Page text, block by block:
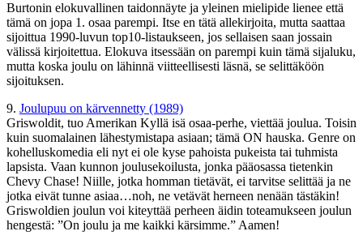
Burtonin elokuvallinen taidonnäyte ja yleinen mielipide lienee että
tämä on jopa 1. osaa parempi. Itse en tätä allekirjoita, mutta saattaa
sijoittua 1990-luvun top10-listaukseen, jos sellaisen saan jossain
välissä kirjoitettua. Elokuva itsessään on parempi kuin tämä sijaluku,
mutta koska joulu on lähinnä viitteellisesti läsnä, se selittäköön
sijoituksen.
9. Joulupuu on kärvennetty (1989)
Griswoldit, tuo Amerikan Kyllä isä osaa-perhe, viettää joulua. Toisin
kuin suomalainen lähestymistapa asiaan; tämä ON hauska. Genre on
kohelluskomedia eli nyt ei ole kyse pahoista pukeista tai tuhmista
lapsista. Vaan kunnon joulusekoilusta, jonka pääosassa tietenkin
Chevy Chase! Niille, jotka homman tietävät, ei tarvitse selittää ja ne
jotka eivät tunne asiaa…noh, ne vetävät herneen nenään tästäkin!
Griswoldien joulun voi kiteyttää perheen äidin toteamukseen joulun
hengestä: ”On joulu ja me kaikki kärsimme.” Aamen!